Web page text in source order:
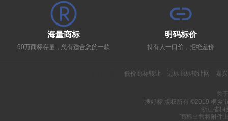
海量商标
90万商标存量，总有适合您的一款
明码标价
持有人一口价，拒绝差价
低价商标转让 迈标商标转让网 嘉
关
搜好标 版权所有 ©2019 桐乡
浙江省桐
商标出售将附件